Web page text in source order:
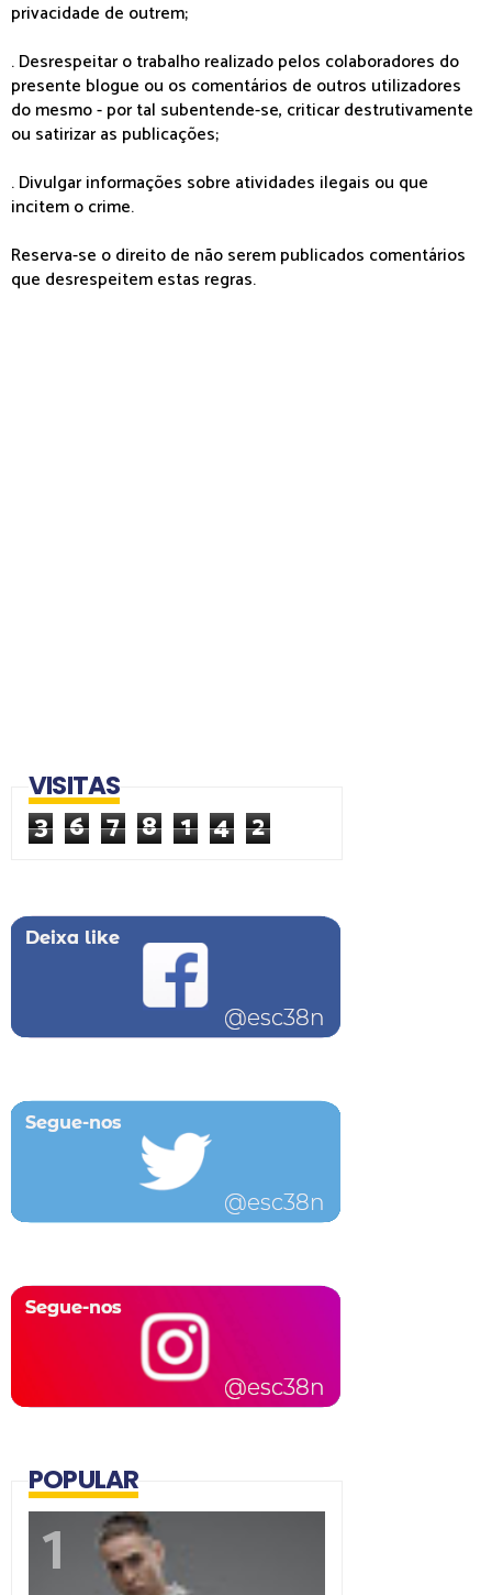
privacidade de outrem;
. Desrespeitar o trabalho realizado pelos colaboradores do
presente blogue ou os comentários de outros utilizadores
do mesmo - por tal subentende-se, criticar destrutivamente
ou satirizar as publicações;
. Divulgar informações sobre atividades ilegais ou que
incitem o crime.
Reserva-se o direito de não serem publicados comentários
que desrespeitem estas regras.
VISITAS
3 6 7 8 1 4 2
POPULAR